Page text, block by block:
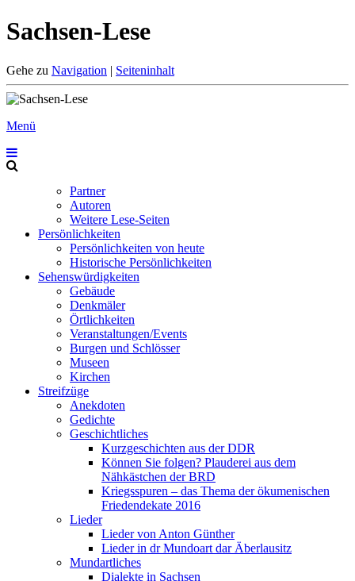
Sachsen-Lese
Gehe zu Navigation | Seiteninhalt
Menü
Partner
Autoren
Weitere Lese-Seiten
Persönlichkeiten
Persönlichkeiten von heute
Historische Persönlichkeiten
Sehenswürdigkeiten
Gebäude
Denkmäler
Örtlichkeiten
Veranstaltungen/Events
Burgen und Schlösser
Museen
Kirchen
Streifzüge
Anekdoten
Gedichte
Geschichtliches
Kurzgeschichten aus der DDR
Können Sie folgen? Plauderei aus dem
Nähkästchen der BRD
Kriegsspuren – das Thema der ökumenischen
Friedendekate 2016
Lieder
Lieder von Anton Günther
Lieder in dr Mundoart dar Äberlausitz
Mundartliches
Dialekte in Sachsen